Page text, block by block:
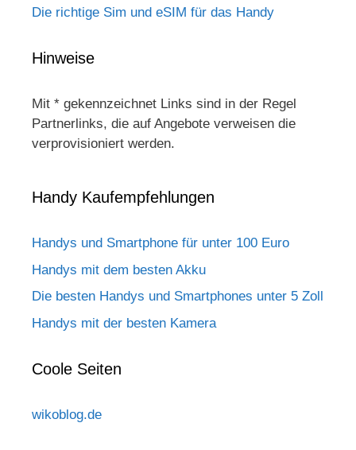
Die richtige Sim und eSIM für das Handy
Hinweise
Mit * gekennzeichnet Links sind in der Regel
Partnerlinks, die auf Angebote verweisen die
verprovisioniert werden.
Handy Kaufempfehlungen
Handys und Smartphone für unter 100 Euro
Handys mit dem besten Akku
Die besten Handys und Smartphones unter 5 Zoll
Handys mit der besten Kamera
Coole Seiten
wikoblog.de